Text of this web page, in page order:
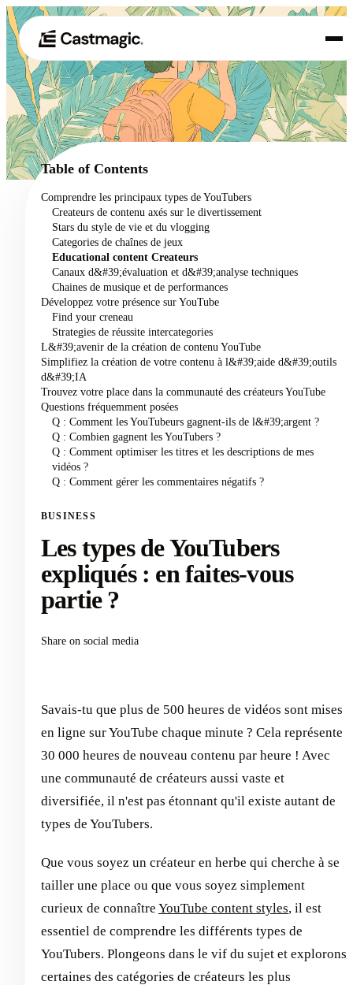
01 Produit
02 Cas d'utilisation
Tarification
À propos de nous
Table of Contents
Comprendre les principaux types de YouTubers
Createurs de contenu axés sur le divertissement
Stars du style de vie et du vlogging
Categories de chaînes de jeux
Educational content Createurs
Canaux d&#39;évaluation et d&#39;analyse techniques
Chaines de musique et de performances
Développez votre présence sur YouTube
Find your creneau
Strategies de réussite intercategories
L&#39;avenir de la création de contenu YouTube
Simplifiez la création de votre contenu à l&#39;aide d&#39;outils
d&#39;IA
Trouvez votre place dans la communauté des créateurs YouTube
Questions fréquemment posées
Q : Comment les YouTubeurs gagnent-ils de l&#39;argent ?
Q : Combien gagnent les YouTubers ?
Q : Comment optimiser les titres et les descriptions de mes
vidéos ?
Q : Comment gérer les commentaires négatifs ?
BUSINESS
Les types de YouTubers
expliqués : en faites-vous
partie ?
Share on social media
Savais-tu que plus de 500 heures de vidéos sont mises
en ligne sur YouTube chaque minute ? Cela représente
30 000 heures de nouveau contenu par heure ! Avec
une communauté de créateurs aussi vaste et
diversifiée, il n'est pas étonnant qu'il existe autant de
types de YouTubers.
Que vous soyez un créateur en herbe qui cherche à se
tailler une place ou que vous soyez simplement
curieux de connaître YouTube content styles, il est
essentiel de comprendre les différents types de
YouTubers. Plongeons dans le vif du sujet et explorons
certaines des catégories de créateurs les plus